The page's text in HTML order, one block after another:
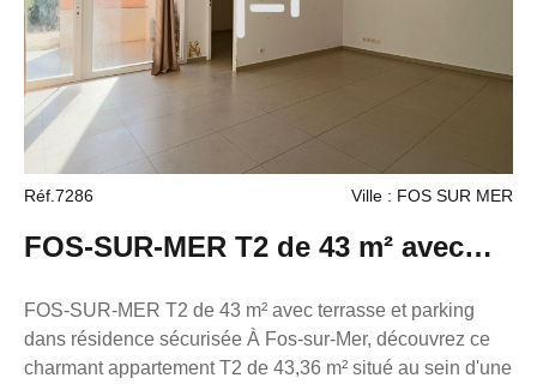
Réf.7286 Ville : FOS SUR MER
FOS-SUR-MER T2 de 43 m² avec
terrasse et parking dans résidence
sécurisée
FOS-SUR-MER T2 de 43 m² avec terrasse et parking
dans résidence sécurisée À Fos-sur-Mer, découvrez ce
charmant appartement T2 de 43,36 m² situé au sein d'une